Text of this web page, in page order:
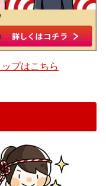
プはこちら